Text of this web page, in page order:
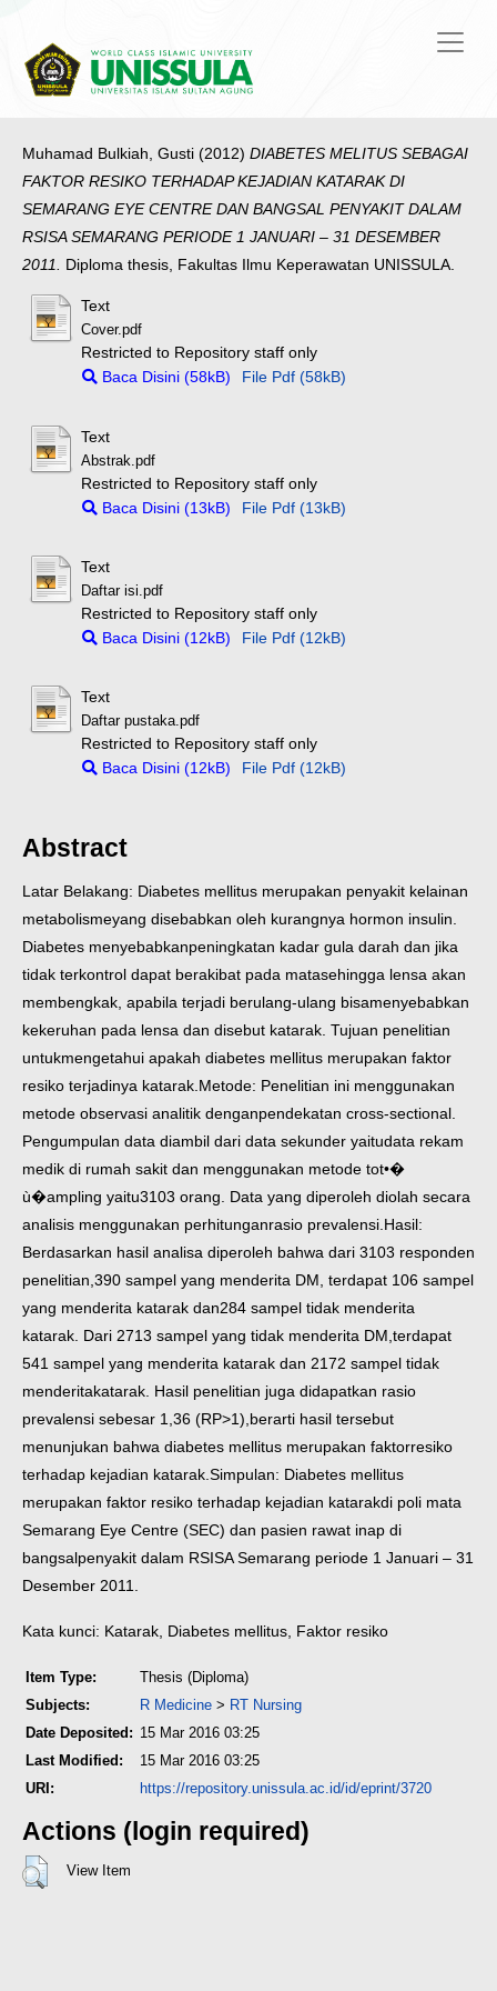
Muhamad Bulkiah, Gusti (2012) DIABETES MELITUS SEBAGAI
FAKTOR RESIKO TERHADAP KEJADIAN KATARAK DI
SEMARANG EYE CENTRE DAN BANGSAL PENYAKIT DALAM
RSISA SEMARANG PERIODE 1 JANUARI – 31 DESEMBER
2011. Diploma thesis, Fakultas Ilmu Keperawatan UNISSULA.
Text
Cover.pdf
Restricted to Repository staff only
Baca Disini (58kB)
File Pdf (58kB)
Text
Abstrak.pdf
Restricted to Repository staff only
Baca Disini (13kB)
File Pdf (13kB)
Text
Daftar isi.pdf
Restricted to Repository staff only
Baca Disini (12kB)
File Pdf (12kB)
Text
Daftar pustaka.pdf
Restricted to Repository staff only
Baca Disini (12kB)
File Pdf (12kB)
Abstract
Latar Belakang: Diabetes mellitus merupakan penyakit kelainan
metabolismeyang disebabkan oleh kurangnya hormon insulin.
Diabetes menyebabkanpeningkatan kadar gula darah dan jika
tidak terkontrol dapat berakibat pada matasehingga lensa akan
membengkak, apabila terjadi berulang-ulang bisamenyebabkan
kekeruhan pada lensa dan disebut katarak. Tujuan penelitian
untukmengetahui apakah diabetes mellitus merupakan faktor
resiko terjadinya katarak. Metode: Penelitian ini menggunakan
metode observasi analitik denganpendekatan cross-sectional.
Pengumpulan data diambil dari data sekunder yaitudata rekam
medik di rumah sakit dan menggunakan metode tot•�
ù�ampling yaitu3103 orang. Data yang diperoleh diolah secara
analisis menggunakan perhitunganrasio prevalensi. Hasil:
Berdasarkan hasil analisa diperoleh bahwa dari 3103 responden
penelitian, 390 sampel yang menderita DM, terdapat 106 sampel
yang menderita katarak dan284 sampel tidak menderita
katarak. Dari 2713 sampel yang tidak menderita DM, terdapat
541 sampel yang menderita katarak dan 2172 sampel tidak
menderitakatarak. Hasil penelitian juga didapatkan rasio
prevalensi sebesar 1,36 (RP>1), berarti hasil tersebut
menunjukan bahwa diabetes mellitus merupakan faktorresiko
terhadap kejadian katarak. Simpulan: Diabetes mellitus
merupakan faktor resiko terhadap kejadian katarakdi poli mata
Semarang Eye Centre (SEC) dan pasien rawat inap di
bangsalpenyakit dalam RSISA Semarang periode 1 Januari – 31
Desember 2011.
Kata kunci: Katarak, Diabetes mellitus, Faktor resiko
Item Type:
Thesis (Diploma)
Subjects:
R Medicine > RT Nursing
Date Deposited: 15 Mar 2016 03:25
Last Modified:
15 Mar 2016 03:25
URI:
https://repository.unissula.ac.id/id/eprint/3720
Actions (login required)
View Item